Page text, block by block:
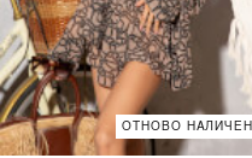
ОТНОВО НАЛИЧЕН